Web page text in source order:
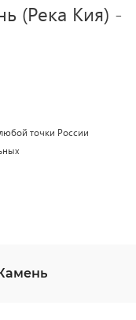
(Река Кия) -
точки России